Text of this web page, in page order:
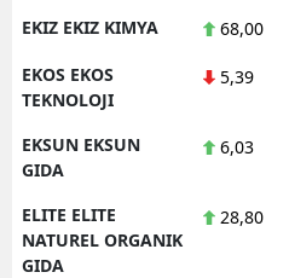
EKIZ EKIZ KIMYA 68,00
EKOS EKOS
TEKNOLOJI
5,39
EKSUN EKSUN
GIDA
6,03
ELITE ELITE
NATUREL ORGANIK
GIDA
28,80